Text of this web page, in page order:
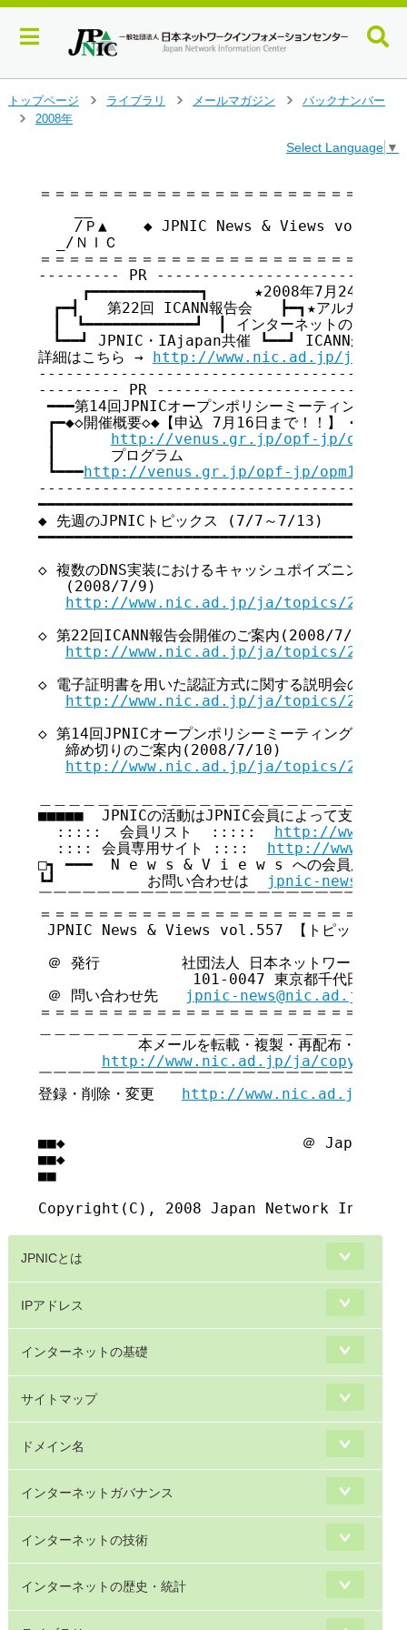
トップページ
ライブラリ
メールマガジン
バックナンバー
2008年
Select Language ▼
＝＝＝＝＝＝＝＝＝＝＝＝＝＝＝＝＝＝＝＝＝＝＝＝
/Ｐ▲    ◆ JPNIC News & Views vol.557【
  _/ＮＩＣ
＝＝＝＝＝＝＝＝＝＝＝＝＝＝＝＝＝＝＝＝＝＝＝＝
--------- PR
┏━━━━━━━━━━━━┓     ★2008年7月24日(木)
┏━┫   第22回 ICANN報告会   ┣━┓★アルカディア
┃　┗━━━━━━━━━━━━┛　┃ インターネットの今を知
┗━━┛ JPNIC・IAjapan共催 ┗━━┛ ICANNから！
詳細はこちら → http://www.nic.ad.jp/ja/
--------- PR
━━━第14回JPNICオープンポリシーミーティング(7
┏━◆◇開催概要◇◆【申込 7月16日まで！！】
http://venus.gr.jp/opf-jp/opm14/
┃      プログラム
┗━━━http://venus.gr.jp/opf-jp/opm14/
━━━━━━━━━━━━━━━━━━━━━━━━━━━━━━━━━━━
◆ 先週のJPNICトピックス (7/7～7/13)
━━━━━━━━━━━━━━━━━━━━━━━━━━━━━━━━━━━
◇ 複数のDNS実装におけるキャッシュポイズニングの
   (2008/7/9)
http://www.nic.ad.jp/ja/topics/2008/
◇ 第22回ICANN報告会開催のご案内(2008/7/9)
http://www.nic.ad.jp/ja/topics/2008/
◇ 電子証明書を用いた認証方式に関する説明会のお
http://www.nic.ad.jp/ja/topics/2008/
◇ 第14回JPNICオープンポリシーミーティング
   締め切りのご案内(2008/7/10)
http://www.nic.ad.jp/ja/topics/2008/
■■■■■  JPNICの活動はJPNIC会員によって支えら
  :::::  会員リスト  :::::
http://
  :::: 会員専用サイト ::::
http://
□┓ ━━━  N e w s & V i e w s への会員広告無料
┗┛          お問い合わせは
jpnic-
￣￣￣￣￣￣￣￣￣￣￣￣￣￣￣￣￣￣￣￣￣￣￣￣
＝＝＝＝＝＝＝＝＝＝＝＝＝＝＝＝＝＝＝＝＝＝＝＝
JPNIC News & Views vol.557 【トピックス号
＠ 発行         社団法人 日本ネットワークインフ
101-0047 東京都千代田区内神
＠ 問い合わせ先
jpnic-news@nic.ad.jp
＝＝＝＝＝＝＝＝＝＝＝＝＝＝＝＝＝＝＝＝＝＝＝＝
本メールを転載・複製・再配布・引用さ
http://www.nic.ad.jp/ja/
￣￣￣￣￣￣￣￣￣￣￣￣￣￣￣￣￣￣￣￣￣￣￣￣
登録・削除・変更 http://www.nic.ad.jp/ja/
■■◆                          ＠ Japan
■■◆
■■
JPNICとは
IPアドレス
インターネットの基礎
サイトマップ
ドメイン名
インターネットガバナンス
インターネットの技術
インターネットの歴史・統計